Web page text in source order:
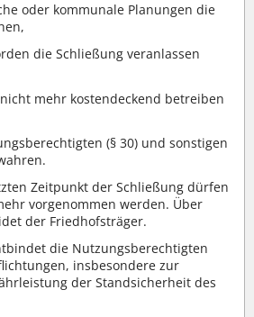
oder kommunale Planungen die
die Schließung veranlassen
mehr kostendeckend betreiben
(§ 30) und sonstigen
Zeitpunkt der Schließung dürfen
vorgenommen werden. Über
der Friedhofsträger.
die Nutzungsberechtigten
insbesondere zur
der Standsicherheit des